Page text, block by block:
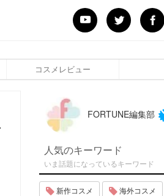
コスメレビュー
FORTUNE編集部
人気のキーワード
いま話題になっているキーワード
新作コスメ 海外コスメ